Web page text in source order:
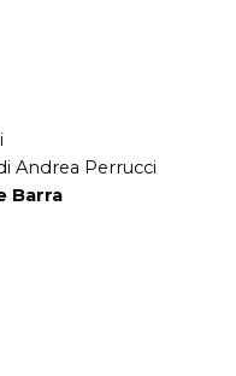
Andrea Perrucci
Barra